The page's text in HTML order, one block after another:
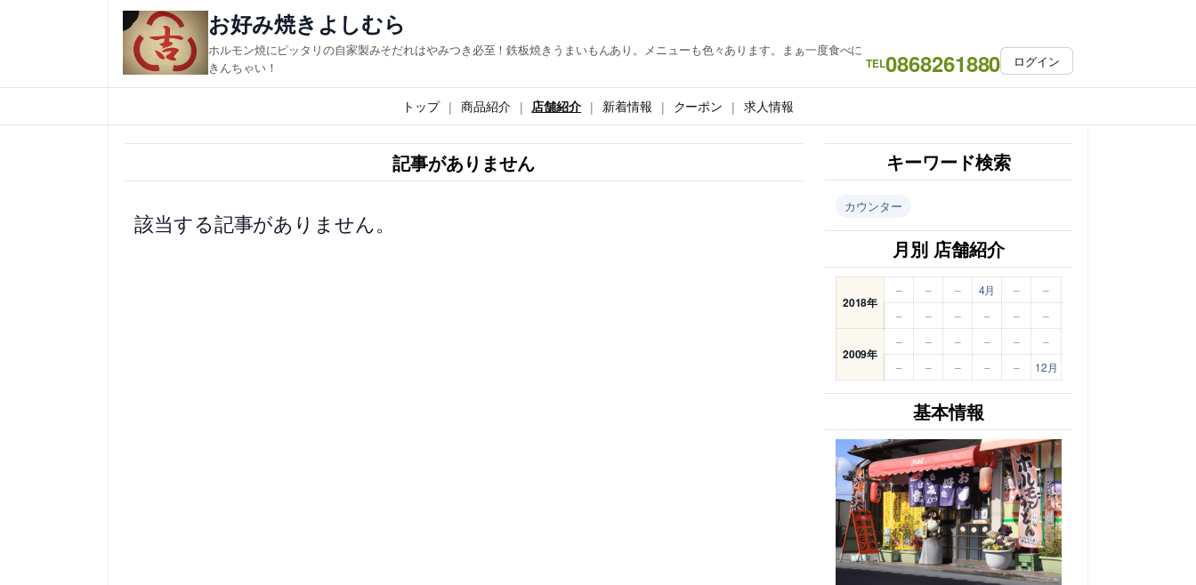
ス
キ
お好み焼きよしむら
ホルモン焼にピッタリの自家製みそだれはやみつき必至！鉄板焼きうまいもんあり。メニューも色々あります。まぁ一度食べに
きんちゃい！
TEL0868261880 ログイン
トップ 商品紹介 店舗紹介 新着情報 クーポン 求人情報
記事がありません
該当する記事がありません。
キーワード検索
カウンター
月別 店舗紹介
2018年
– – – 4月 –
–
–
– – – – –
2009年
– – – – –
–
–
– – – – 12月
基本情報